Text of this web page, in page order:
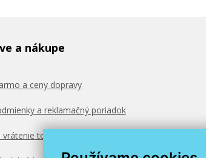
a nákupe
a ceny dopravy
a reklamačný poriadok
tovaru